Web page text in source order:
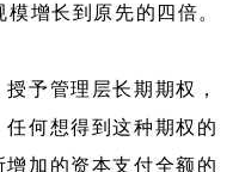
增长到原先的四倍。
予管理层长期期权，
何想得到这种期权的
加的资本支付全额的